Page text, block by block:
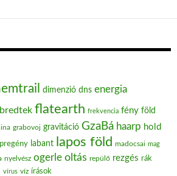
dimenzió dns energia
flatearth frekvencia fény föld
grabovoj gravitáció GzaBá haarp hold
labant lapos föld madocsai mag
nyelvész ogerle oltás repülő rezgés rák
vírus víz írások